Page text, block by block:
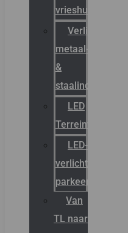
vrieshuizen
Verlichting
metaal-
&
staalindustrie
LED
Terreinverlichting
LED-
verlichting
parkeergarage
Van
TL naar